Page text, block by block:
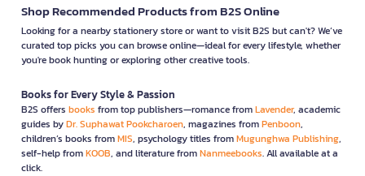
Shop Recommended Products from B2S Online
Looking for a nearby stationery store or want to visit B2S but can't? We’ve
curated top picks you can browse online—ideal for every lifestyle, whether
you're book hunting or exploring other creative tools.
Books for Every Style & Passion
B2S offers books from top publishers—romance fromLavender, academic
guides byDr. Suphawat Pookcharoen, magazines fromPenboon,
children’s books fromMIS, psychology titles fromMugunghwa Publishing,
self-help fromKOOB, and literature fromNanmeebooks. All available at a
click.